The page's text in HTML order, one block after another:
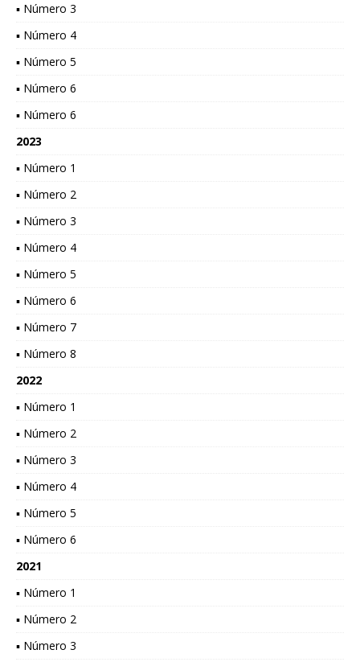
▪ Número 3
▪ Número 4
▪ Número 5
▪ Número 6
▪ Número 6
2023
▪ Número 1
▪ Número 2
▪ Número 3
▪ Número 4
▪ Número 5
▪ Número 6
▪ Número 7
▪ Número 8
2022
▪ Número 1
▪ Número 2
▪ Número 3
▪ Número 4
▪ Número 5
▪ Número 6
2021
▪ Número 1
▪ Número 2
▪ Número 3